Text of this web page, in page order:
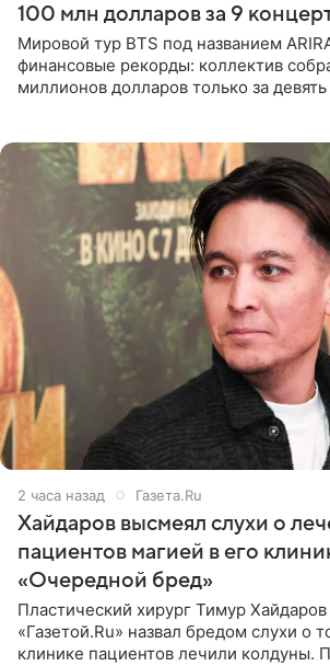
100 млн долларов за 9
Мировой тур BTS под названием
финансовые рекорды: коллектив
миллионов долларов только за
2 часа назад Газета.Ru
Хайдаров высмеял слухи о
пациентов магией в его
«Очередной бред»
Пластический хирург Тимур Хайдаров
«Газетой.Ru» назвал бредом слухи о
клинике пациентов лечили колдуны.